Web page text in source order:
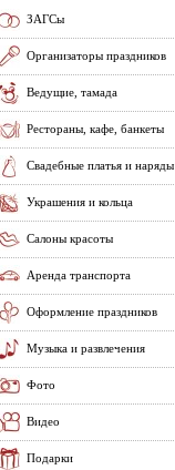
ЗАГСы
Организаторы праздников
Ведущие, тамада
Рестораны, кафе, банкеты
Свадебные платья и наряды
Украшения и кольца
Салоны красоты
Аренда транспорта
Оформление праздников
Музыка и развлечения
Фото
Видео
Подарки